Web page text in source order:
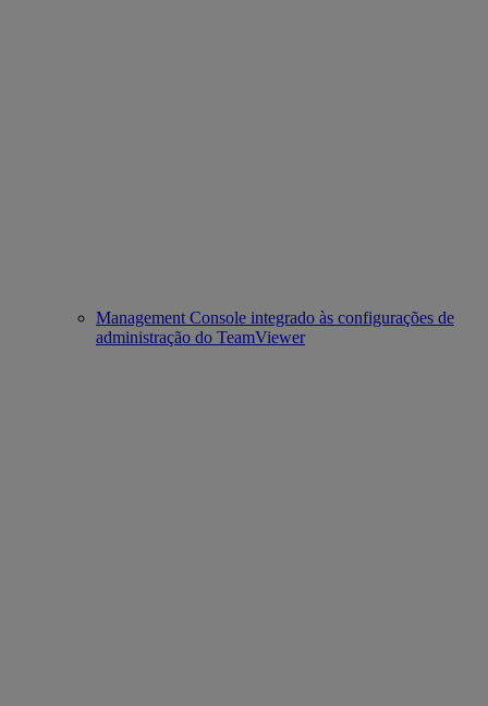
Management Console integrado às configurações de
administração do TeamViewer